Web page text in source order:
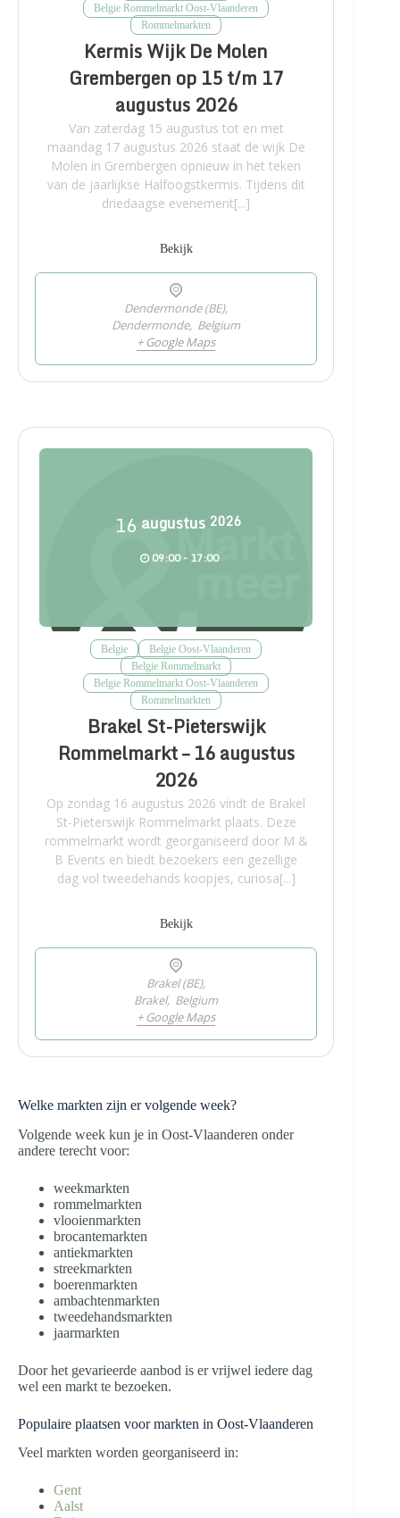
Belgie Rommelmarkt Oost-Vlaanderen
Rommelmarkten
Kermis Wijk De Molen
Grembergen op 15 t/m 17
augustus 2026
Van zaterdag 15 augustus tot en met
maandag 17 augustus 2026 staat de wijk De
Molen in Grembergen opnieuw in het teken
van de jaarlijkse Halfoogstkermis. Tijdens dit
driedaagse evenement[...]
Bekijk
Dendermonde (BE),
Dendermonde, Belgium
+ Google Maps
16 augustus 2026
09:00 - 17:00
Belgie
Belgie Oost-Vlaanderen
Belgie Rommelmarkt
Belgie Rommelmarkt Oost-Vlaanderen
Rommelmarkten
Brakel St-Pieterswijk
Rommelmarkt – 16 augustus
2026
Op zondag 16 augustus 2026 vindt de Brakel
St-Pieterswijk Rommelmarkt plaats. Deze
rommelmarkt wordt georganiseerd door M &
B Events en biedt bezoekers een gezellige
dag vol tweedehands koopjes, curiosa[...]
Bekijk
Brakel (BE),
Brakel, Belgium
+ Google Maps
Welke markten zijn er volgende week?
Volgende week kun je in Oost-Vlaanderen onder
andere terecht voor:
weekmarkten
rommelmarkten
vlooienmarkten
brocantemarkten
antiekmarkten
streekmarkten
boerenmarkten
ambachtenmarkten
tweedehandsmarkten
jaarmarkten
Door het gevarieerde aanbod is er vrijwel iedere dag
wel een markt te bezoeken.
Populaire plaatsen voor markten in Oost-Vlaanderen
Veel markten worden georganiseerd in:
Gent
Aalst